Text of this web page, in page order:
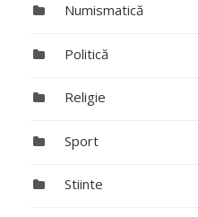
Numismatică
Politică
Religie
Sport
Stiinte